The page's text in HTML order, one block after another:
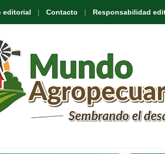
editorial Contacto Responsabilidad